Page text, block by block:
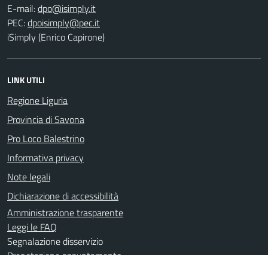
E-mail:
PEC:
iSimply (Enrico Capirone)
LINK UTILI
Regione Liguria
Provincia di Savona
Pro Loco Balestrino
Informativa privacy
Note legali
Dichiarazione di accessibilità
Amministrazione trasparente
Leggi le FAQ
Segnalazione disservizio